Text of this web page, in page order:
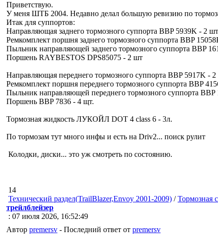
Приветствую.
У меня ШТБ 2004. Недавно делал большую ревизию по
Итак для суппортов:
Направляющая заднего тормозного суппорта BBP 5939K - 2 шт
Ремкомплект поршня заднего тормозного суппорта BBP
Пыльник направляющей заднего тормозного суппорта BBP
Поршень RAYBESTOS DPS85075 - 2 шт
Направляющая переднего тормозного суппорта BBP 5917K -
Ремкомплект поршня переднего тормозного суппорта BBP
Пыльник направляющей переднего тормозного суппорта
Поршень BBP 7836 - 4 щт.
Тормозная жидкость ЛУКОЙЛ DOT 4 class 6 - 3л.
По тормозам тут много инфы и есть на Driv2... поиск рулит
Колодки, диски... это уж смотреть по состоянию.
14
Технический раздел(TrailBlazer,Envoy 2001-2009) /Тормозная
трейлблейзер
: 07 июля 2026, 16:52:49
Автор premersv - Последний ответ от premersv